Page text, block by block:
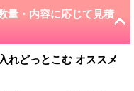
量・内容に応じて見積
れどっとこむ オススメ